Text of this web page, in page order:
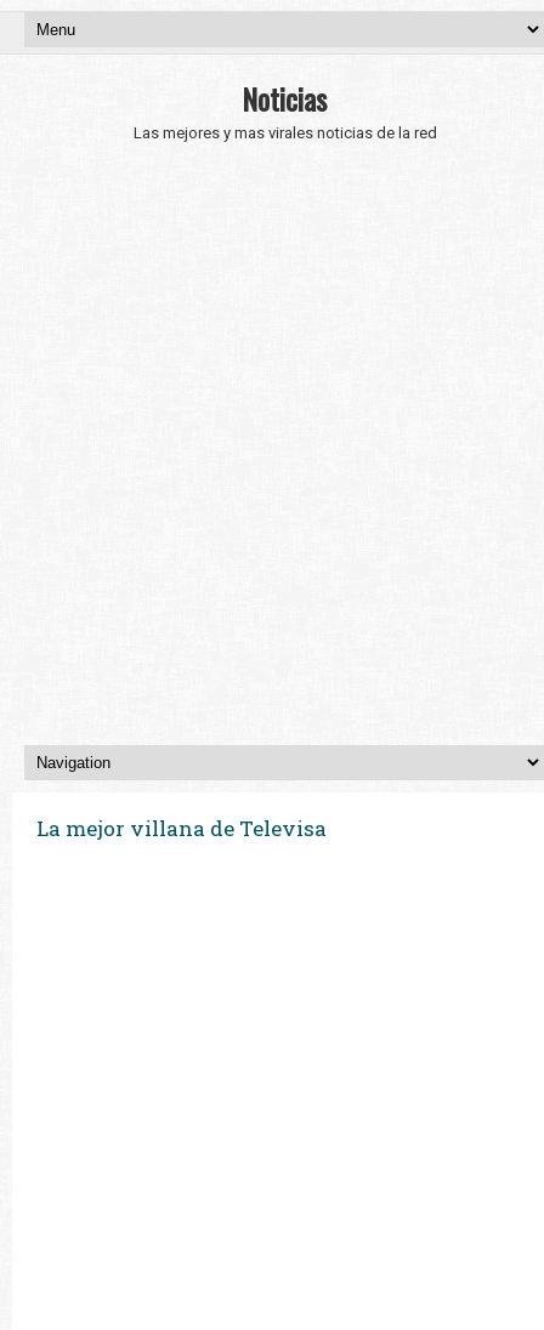
Noticias
Las mejores y mas virales noticias de la red
La mejor villana de Televisa